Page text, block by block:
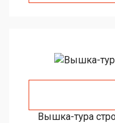
Вышка-тура